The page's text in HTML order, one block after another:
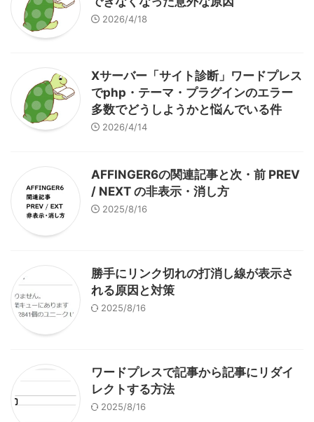
2026/4/18
Xサーバー「サイト診断」ワードプレス
でphp・テーマ・プラグインのエラー
多数でどうしようかと悩んでいる件
2026/4/14
AFFINGER6の関連記事と次・前 PREV
/ NEXT の非表示・消し方
2025/8/16
勝手にリンク切れの打消し線が表示さ
れる原因と対策
2025/8/16
ワードプレスで記事から記事にリダイ
レクトする方法
2025/8/16